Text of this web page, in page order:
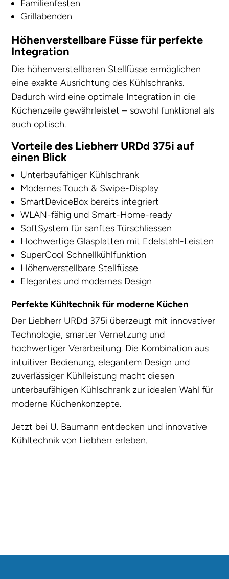
Familienfesten
Grillabenden
Höhenverstellbare Füsse für perfekte
Integration
Die höhenverstellbaren Stellfüsse ermöglichen
eine exakte Ausrichtung des Kühlschranks.
Dadurch wird eine optimale Integration in die
Küchenzeile gewährleistet – sowohl funktional als
auch optisch.
Vorteile des Liebherr URDd 375i auf
einen Blick
Unterbaufähiger Kühlschrank
Modernes Touch & Swipe-Display
SmartDeviceBox bereits integriert
WLAN-fähig und Smart-Home-ready
SoftSystem für sanftes Türschliessen
Hochwertige Glasplatten mit Edelstahl-Leisten
SuperCool Schnellkühlfunktion
Höhenverstellbare Stellfüsse
Elegantes und modernes Design
Perfekte Kühltechnik für moderne Küchen
Der Liebherr URDd 375i überzeugt mit innovativer
Technologie, smarter Vernetzung und
hochwertiger Verarbeitung. Die Kombination aus
intuitiver Bedienung, elegantem Design und
zuverlässiger Kühlleistung macht diesen
unterbaufähigen Kühlschrank zur idealen Wahl für
moderne Küchenkonzepte.
Jetzt bei U. Baumann entdecken und innovative
Kühltechnik von Liebherr erleben.